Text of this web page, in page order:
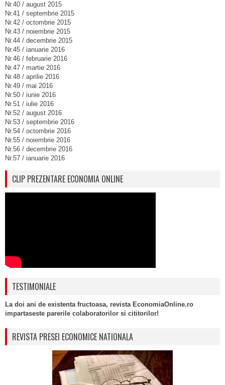
Nr.40 / august 2015
Nr.41 / septembrie 2015
Nr.42 / octombrie 2015
Nr.43 / noiembrie 2015
Nr.44 / decembrie 2015
Nr.45 / ianuarie 2016
Nr.46 / februarie 2016
Nr.47 / martie 2016
Nr.48 / aprilie 2016
Nr.49 / mai 2016
Nr.50 / iunie 2016
Nr.51 / iulie 2016
Nr.52 / august 2016
Nr.53 / septembrie 2016
Nr.54 / octombrie 2016
Nr.55 / noiembrie 2016
Nr.56 / decembrie 2016
Nr.57 / ianuarie 2016
CLIP PREZENTARE ECONOMIA ONLINE
TESTIMONIALE
La doi ani de existenta fructoasa, revista EconomiaOnline.ro
impartaseste parerile colaboratorilor si cititorilor!
REVISTA PRESEI ECONOMICE NATIONALA